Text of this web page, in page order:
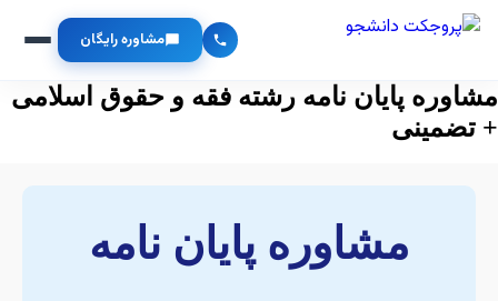
مشاوره رایگان
مشاوره پایان نامه رشته فقه و حقوق اسلامی
+ تضمینی
مشاوره پایان نامه